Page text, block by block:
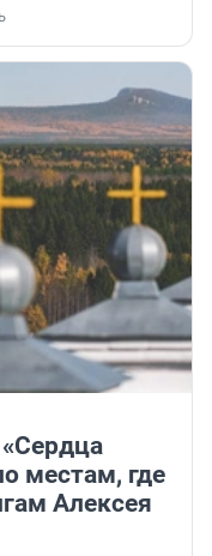
местам, где
Алексея